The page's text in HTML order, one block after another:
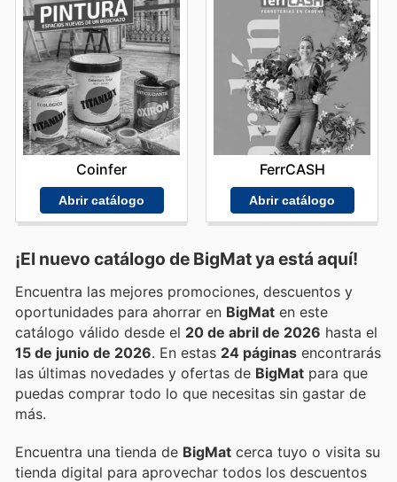
Coinfer
Abrir catálogo
FerrCASH
Abrir catálogo
¡El nuevo catálogo de BigMatya está aquí!
Encuentra las mejores promociones, descuentos y
oportunidades para ahorrar en BigMat en este
catálogo válido desde el 20 de abril de 2026 hasta el
15 de junio de 2026 . En estas 24 páginas encontrarás
las últimas novedades y ofertas de BigMat para que
puedas comprar todo lo que necesitas sin gastar de
más.
Encuentra una tienda de BigMat cerca tuyo o visita su
tienda digital para aprovechar todos los descuentos